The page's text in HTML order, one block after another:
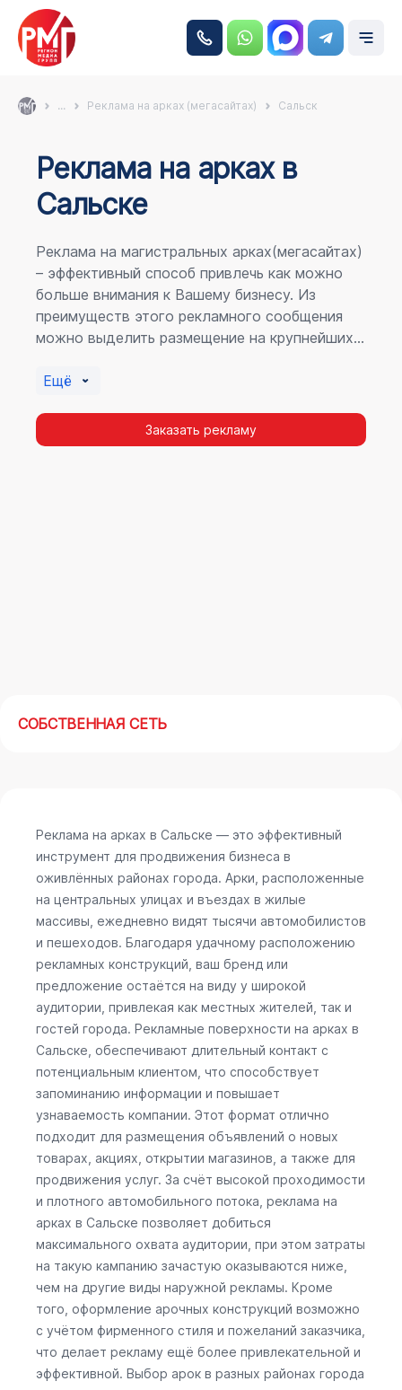
... Реклама на арках (мегасайтах) Сальск
Реклама на аркаx в
Сальске
Реклама на магистральных арках(мегасайтах)
– эффективный способ привлечь как можно
больше внимания к Вашему бизнесу. Из
преимуществ этого рекламного сообщения
можно выделить размещение на крупнейших
пешеходному потоку расположение в прямой
повторных контактов.
Ещё
Заказать рекламу
СОБСТВЕННАЯ СЕТЬ
Реклама на арках в Сальске — это эффективный
инструмент для продвижения бизнеса в
оживлённых районах города. Арки, расположенные
на центральных улицах и въездах в жилые
массивы, ежедневно видят тысячи автомобилистов
и пешеходов. Благодаря удачному расположению
рекламных конструкций, ваш бренд или
предложение остаётся на виду у широкой
аудитории, привлекая как местных жителей, так и
гостей города. Рекламные поверхности на арках в
Сальске, обеспечивают длительный контакт с
потенциальным клиентом, что способствует
запоминанию информации и повышает
узнаваемость компании. Этот формат отлично
подходит для размещения объявлений о новых
товарах, акциях, открытии магазинов, а также для
продвижения услуг. За счёт высокой проходимости
и плотного автомобильного потока, реклама на
арках в Сальске позволяет добиться
максимального охвата аудитории, при этом затраты
на такую кампанию зачастую оказываются ниже,
чем на другие виды наружной рекламы. Кроме
того, оформление арочных конструкций возможно
с учётом фирменного стиля и пожеланий заказчика,
что делает рекламу ещё более привлекательной и
эффективной. Выбор арок в разных районах города